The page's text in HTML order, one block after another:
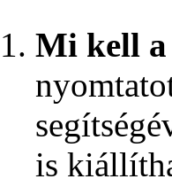
Mi kell a
is